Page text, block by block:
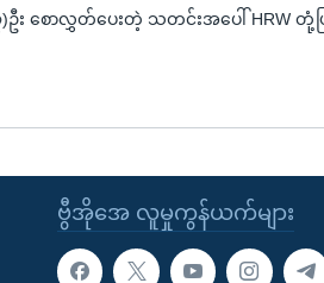
း စောလွှတ်ပေးတဲ့ သတင်းအပေါ် HRW တုံ့ပ
ဗွီအိုအေ လူမှုကွန်ယက်များ